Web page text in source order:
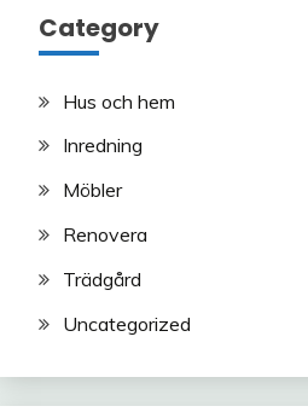
Category
Hus och hem
Inredning
Möbler
Renovera
Trädgård
Uncategorized